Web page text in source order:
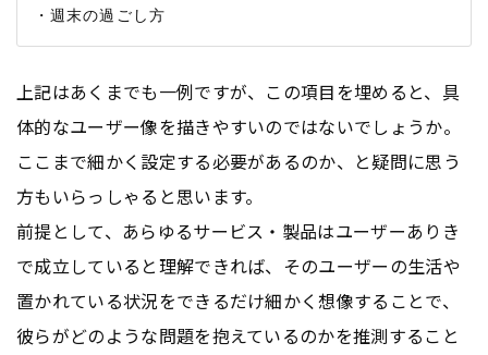
上記はあくまでも一例ですが、この項目を埋めると、具
体的なユーザー像を描きやすいのではないでしょうか。
ここまで細かく設定する必要があるのか、と疑問に思う
方もいらっしゃると思います。
前提として、あらゆるサービス・製品はユーザーありき
で成立していると理解できれば、そのユーザーの生活や
置かれている状況をできるだけ細かく想像することで、
彼らがどのような問題を抱えているのかを推測すること